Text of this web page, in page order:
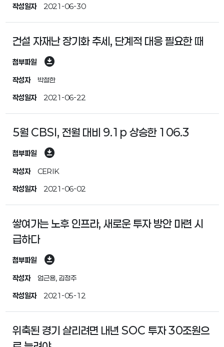
작성일자 2021-06-30
건설 자재난 장기화 추세, 단계적 대응 필요한 때
첨부파일 download_for_offline
작성자 박철한
작성일자 2021-06-22
5월 CBSI, 전월 대비 9.1p 상승한 106.3
첨부파일 download_for_offline
작성자 CERIK
작성일자 2021-06-02
쌓여가는 노후 인프라, 새로운 투자 방안 마련 시
급하다
첨부파일 download_for_offline
작성자 엄근용, 김정주
작성일자 2021-05-12
위축된 경기 살리려면 내년 SOC 투자 30조원으